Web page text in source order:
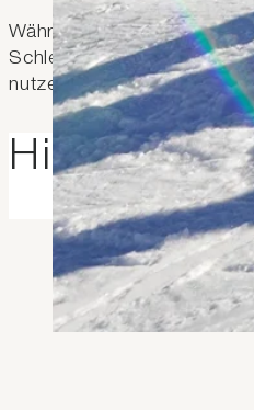
Während man die Tage
Schlechtwetter-Phasen
nutzen.
Hier eine